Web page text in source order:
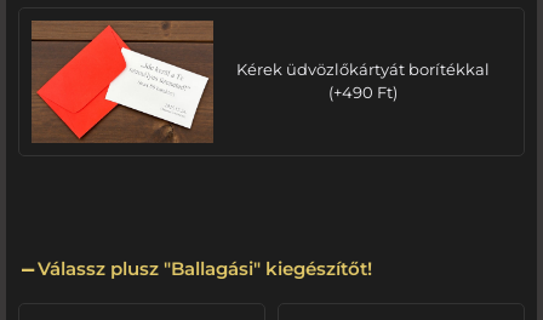
Kérek üdvözlőkártyát borítékkal
(+490 Ft)
Válassz plusz "Ballagási" kiegészítőt!